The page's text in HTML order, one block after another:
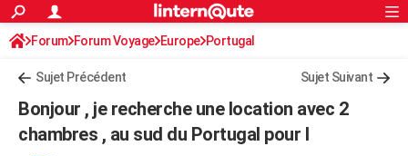
ACTUALITÉS
Politique
Société
Faits Divers
Education
Monde
Villes
+
Programme TV
Streaming
Cinéma
Sorties cinéma
Musique
FINANCE
S'inscrire
Connexion
Forum Forum Voyage Europe Portugal
Sujet Précédent Sujet Suivant
Bonjour , je recherche une location avec 2
chambres , au sud du Portugal pour l